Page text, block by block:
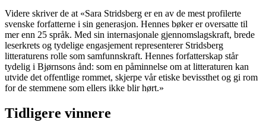
Videre skriver de at «Sara Stridsberg er en av de mest profilerte
svenske forfatterne i sin generasjon. Hennes bøker er oversatte til
mer enn 25 språk. Med sin internasjonale gjennomslagskraft, brede
leserkrets og tydelige engasjement representerer Stridsberg
litteraturens rolle som samfunnskraft. Hennes forfatterskap står
tydelig i Bjørnsons ånd: som en påminnelse om at litteraturen kan
utvide det offentlige rommet, skjerpe vår etiske bevissthet og gi rom
for de stemmene som ellers ikke blir hørt.»
Tidligere vinnere